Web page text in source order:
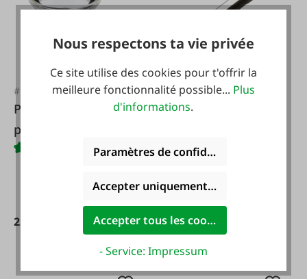
#FA41460
Partie inférieure
pour collecteur de
lait
25,70 €*
#FA8198
Tube de pouls
De
1,66 €*
Nous respectons ta vie privée
Ce site utilise des cookies pour t'offrir la
meilleure fonctionnalité possible... Plus
d'informations.
Paramètres de confidentialité
Accepter uniquement les cookies
Accepter tous les cookies
- Service: Impressum